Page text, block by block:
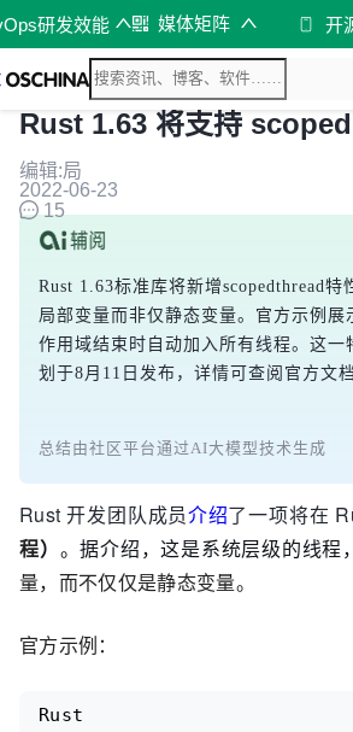
研发效能 媒体矩阵 开
Rust 1.63 将支持
编辑:局
2022-06-23
15
Rust 1.63标准库将新增scopedthread
局部变量而非仅静态变量。官方示例
作用域结束时自动加入所有线程。这
划于8月11日发布，详情可查阅官方文档
总结由社区平台通过AI大模型技术生成
Rust 开发团队成员介绍了一项将在
程） 。据介绍，这是系统层级的线程，
量，而不仅仅是静态变量。
官方示例：
Rust